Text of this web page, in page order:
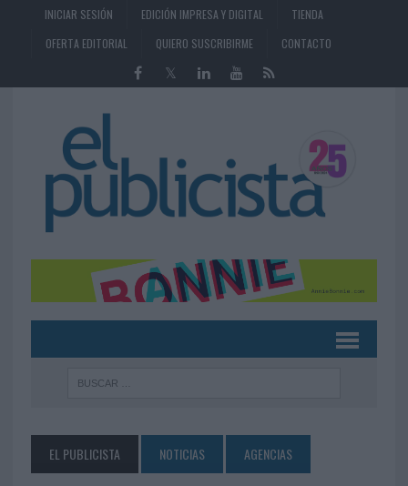
INICIAR SESIÓN EDICIÓN IMPRESA Y DIGITAL
TIENDA
OFERTA EDITORIAL
QUIERO SUSCRIBIRME CONTACTO
EL PUBLICISTA NOTICIAS AGENCIAS